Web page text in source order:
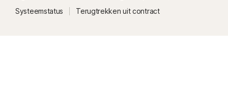
Systeemstatus
Terugtrekken uit contract